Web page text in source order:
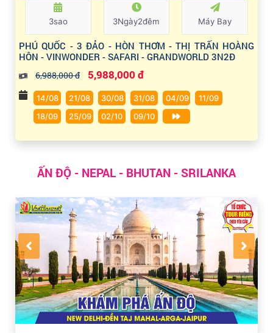
3sao 3Ngày2đêm Máy Bay
PHÚ QUỐC - 3 ĐẢO - HÒN THƠM - THỊ TRẤN HOÀNG
HÔN - VINWONDER - SAFARI - GRANDWORLD 3N2Đ
6,988,000 đ 5,988,000 đ
14/08 21/08 30/08 31/08 04/09
11/09
18/09
25/09 02/10 09/10
ẤN ĐỘ - NEPAL - BHUTAN - SRILANKA